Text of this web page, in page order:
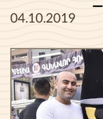
04.10.2019